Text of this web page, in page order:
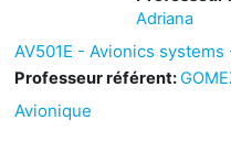
Adriana
AV501E - Avionics systems
Professeur référent:
Avionique